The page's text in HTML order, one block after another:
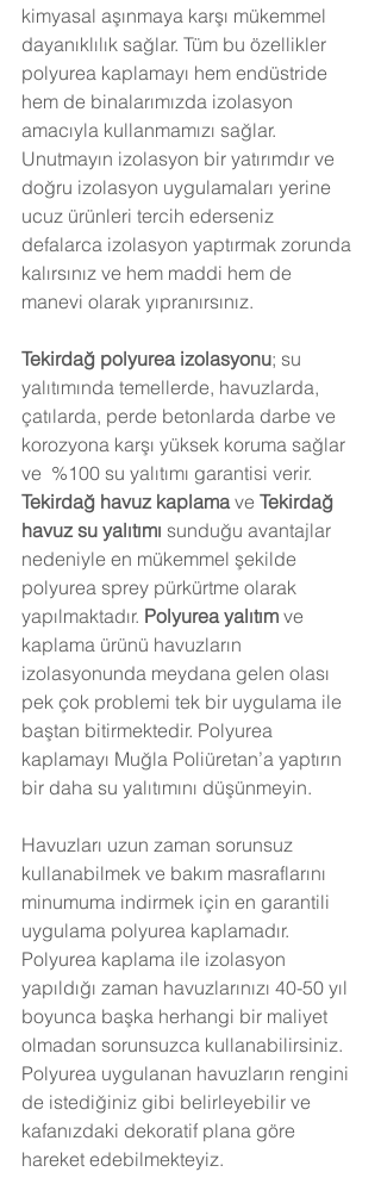
kimyasal aşınmaya karşı mükemmel
dayanıklılık sağlar. Tüm bu özellikler
polyurea kaplamayı hem endüstride
hem de binalarımızda izolasyon
amacıyla kullanmamızı sağlar.
Unutmayın izolasyon bir yatırımdır ve
doğru izolasyon uygulamaları yerine
ucuz ürünleri tercih ederseniz
defalarca izolasyon yaptırmak zorunda
kalırsınız ve hem maddi hem de
manevi olarak yıpranırsınız.
Tekirdağ polyurea izolasyonu; su
yalıtımında temellerde, havuzlarda,
çatılarda, perde betonlarda darbe ve
korozyona karşı yüksek koruma sağlar
ve  %100 su yalıtımı garantisi verir.
Tekirdağ havuz kaplama ve Tekirdağ
havuz su yalıtımı sunduğu avantajlar
nedeniyle en mükemmel şekilde
polyurea sprey pürkürtme olarak
yapılmaktadır. Polyurea yalıtım ve
kaplama ürünü havuzların
izolasyonunda meydana gelen olası
pek çok problemi tek bir uygulama ile
baştan bitirmektedir. Polyurea
kaplamayı Muğla Poliüretan’a yaptırın
bir daha su yalıtımını düşünmeyin.
Havuzları uzun zaman sorunsuz
kullanabilmek ve bakım masraflarını
minumuma indirmek için en garantili
uygulama polyurea kaplamadır.
Polyurea kaplama ile izolasyon
yapıldığı zaman havuzlarınızı 40-50 yıl
boyunca başka herhangi bir maliyet
olmadan sorunsuzca kullanabilirsiniz.
Polyurea uygulanan havuzların rengini
de istediğiniz gibi belirleyebilir ve
kafanızdaki dekoratif plana göre
hareket edebilmekteyiz.